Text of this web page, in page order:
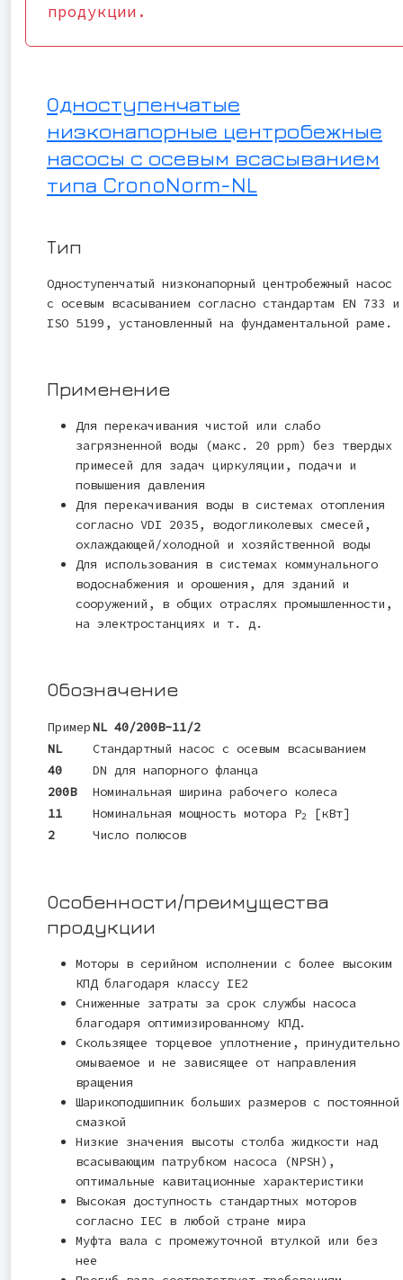
продукции.
Одноступенчатые
низконапорные центробежные
насосы с осевым всасыванием
типа CronoNorm-NL
Тип
Одноступенчатый низконапорный центробежный насос
с осевым всасыванием согласно стандартам EN 733 и
ISO 5199, установленный на фундаментальной раме.
Применение
Для перекачивания чистой или слабо
загрязненной воды (макс. 20 ppm) без твердых
примесей для задач циркуляции, подачи и
повышения давления
Для перекачивания воды в системах отопления
согласно VDI 2035, водогликолевых смесей,
охлаждающей/холодной и хозяйственной воды
Для использования в системах коммунального
водоснабжения и орошения, для зданий и
сооружений, в общих отраслях промышленности,
на электростанциях и т. д.
Обозначение
ПримерNL 40/200B-11/2
NL
Стандартный насос с осевым всасыванием
40
DN для напорного фланца
200B
Номинальная ширина рабочего колеса
11
Номинальная мощность мотора P2
[кВт]
2
Число полюсов
Особенности/преимущества
продукции
Моторы в серийном исполнении с более высоким
КПД благодаря классу IE2
Сниженные затраты за срок службы насоса
благодаря оптимизированному КПД.
Скользящее торцевое уплотнение, принудительно
омываемое и не зависящее от направления
вращения
Шарикоподшипник больших размеров с постоянной
смазкой
Низкие значения высоты столба жидкости над
всасывающим патрубком насоса (NPSH),
оптимальные кавитационные характеристики
Высокая доступность стандартных моторов
согласно IEC в любой стране мира
Муфта вала с промежуточной втулкой или без
нее